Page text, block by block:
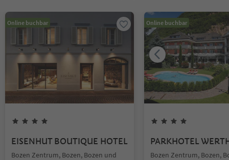
Online buchbar
EISENHUT BOUTIQUE HOTEL
Bozen Zentrum, Bozen, Bozen und
Online buchbar
PARKHOTEL
Bozen Zentrum, Bozen,